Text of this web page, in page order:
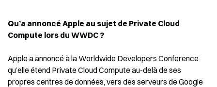
Qu’a annoncé Apple au sujet de Private Cloud
Compute lors du WWDC ?
Apple a annoncé à la Worldwide Developers Conference
qu’elle étend Private Cloud Compute au-delà de ses
propres centres de données, vers des serveurs de Google